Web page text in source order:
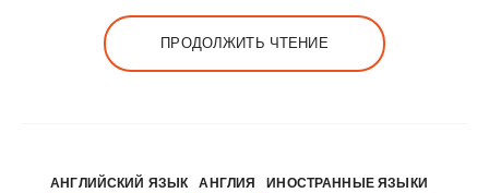
ПРОДОЛЖИТЬ ЧТЕНИЕ
АНГЛИЙСКИЙ ЯЗЫК АНГЛИЯ
ИНОСТРАННЫЕ ЯЗЫКИ